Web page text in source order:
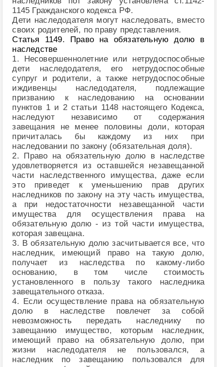
1145 Гражданского кодекса РФ.
Дети наследодателя могут наследовать, вместо
своих родителей, по праву представления.
Статья 1149. Право на обязательную долю в
наследстве
1. Несовершеннолетние или нетрудоспособные
дети наследодателя, его нетрудоспособные
супруг и родители, а также нетрудоспособные
иждивенцы наследодателя, подлежащие
призванию к наследованию на основании
пунктов 1 и 2 статьи 1148 настоящего Кодекса,
наследуют независимо от содержания
завещания не менее половины доли, которая
причиталась бы каждому из них при
наследовании по закону (обязательная доля).
2. Право на обязательную долю в наследстве
удовлетворяется из оставшейся незавещанной
части наследственного имущества, даже если
это приведет к уменьшению прав других
наследников по закону на эту часть имущества,
а при недостаточности незавещанной части
имущества для осуществления права на
обязательную долю - из той части имущества,
которая завещана.
3. В обязательную долю засчитывается все, что
наследник, имеющий право на такую долю,
получает из наследства по какому-либо
основанию, в том числе стоимость
установленного в пользу такого наследника
завещательного отказа.
4. Если осуществление права на обязательную
долю в наследстве повлечет за собой
невозможность передать наследнику по
завещанию имущество, которым наследник,
имеющий право на обязательную долю, при
жизни наследодателя не пользовался, а
наследник по завещанию пользовался для